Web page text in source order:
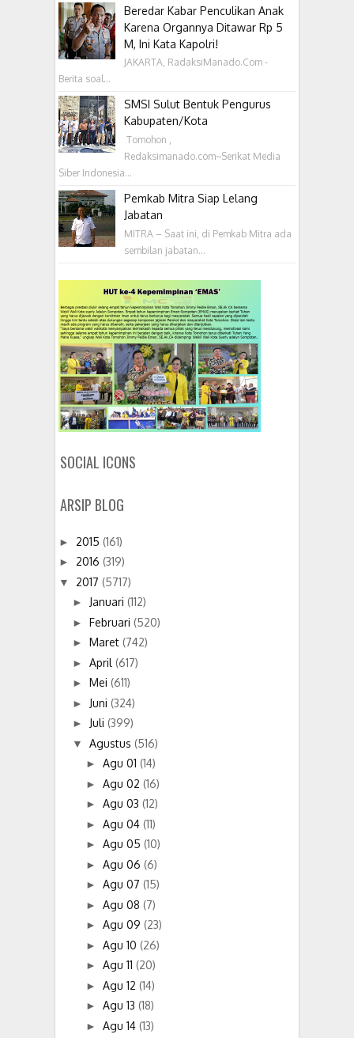
Beredar Kabar Penculikan Anak
Karena Organnya Ditawar Rp 5
M, Ini Kata Kapolri!
JAKARTA, RadaksiManado.Com -
Berita soal...
SMSI Sulut Bentuk Pengurus
Kabupaten/Kota
‎ Tomohon ,
Redaksimanado.com~Serikat Media
Siber Indonesia...
Pemkab Mitra Siap Lelang
Jabatan
MITRA – Saat ini, di Pemkab Mitra ada
sembilan jabatan...
SOCIAL ICONS
ARSIP BLOG
► 2015 (161)
► 2016 (319)
▼ 2017 (5717)
► Januari (112)
► Februari (520)
► Maret (742)
► April (617)
► Mei (611)
► Juni (324)
► Juli (399)
▼ Agustus (516)
► Agu 01 (14)
► Agu 02 (16)
► Agu 03 (12)
► Agu 04 (11)
► Agu 05 (10)
► Agu 06 (6)
► Agu 07 (15)
► Agu 08 (7)
► Agu 09 (23)
► Agu 10 (26)
► Agu 11 (20)
► Agu 12 (14)
► Agu 13 (18)
► Agu 14 (13)